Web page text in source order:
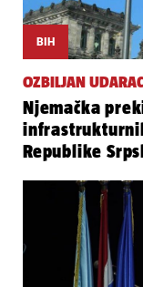
BIH
OZBILJAN UDARAC
Njemačka
Republike